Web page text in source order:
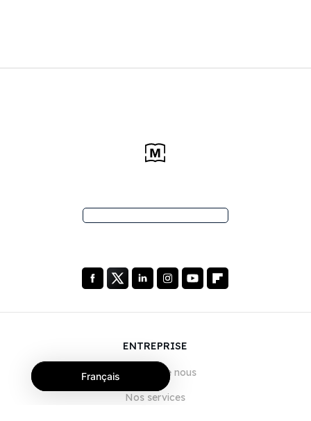
ENTREPRISE
À propos de nous
Nos services
Français